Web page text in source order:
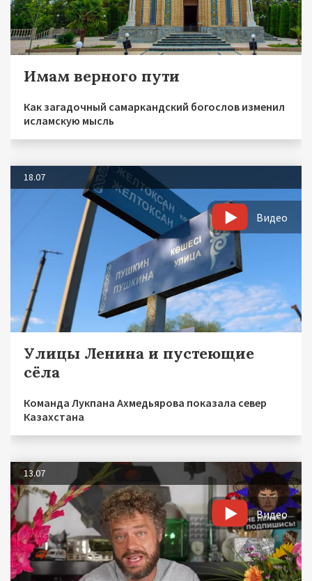
Имам верного пути
Как загадочный самаркандский богослов изменил
исламскую мысль
18.07
Видео
Улицы Ленина и пустеющие
сёла
Команда Лукпана Ахмедьярова показала север
Казахстана
13.07
Видео